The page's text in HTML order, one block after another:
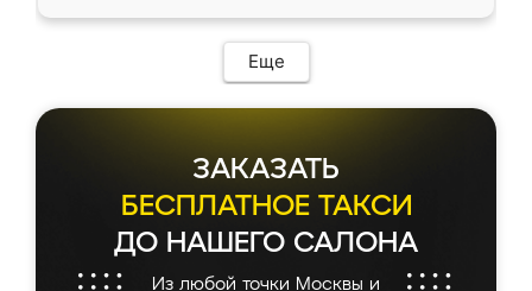
мебель сразу встала на свое место без
каких-либо доработок. Качеством осталась
довольна, все выглядит так, как и ожидала.
Еще
ЗАКАЗАТЬ
БЕСПЛАТНОЕ ТАКСИ
ДО НАШЕГО САЛОНА
Из любой точки Москвы и